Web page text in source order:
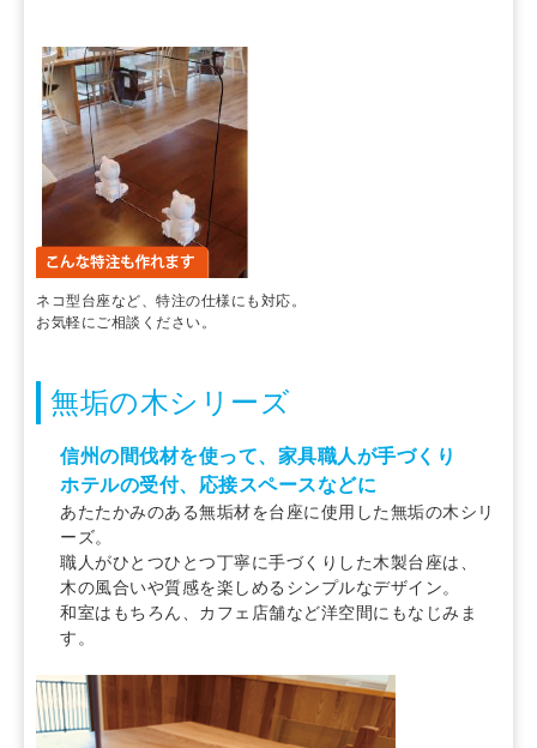
ネコ型台座など、特注の仕様にも対応。
お気軽にご相談ください。
無垢の木シリーズ
信州の間伐材を使って、家具職人が手づくり
ホテルの受付、応接スペースなどに
あたたかみのある無垢材を台座に使用した無垢の木シリ
ーズ。
職人がひとつひとつ丁寧に手づくりした木製台座は、
木の風合いや質感を楽しめるシンプルなデザイン。
和室はもちろん、カフェ店舗など洋空間にもなじみま
す。